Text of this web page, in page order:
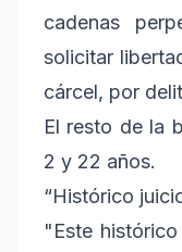
cadenas
solicitar
cárcel, por
El resto de la
2 y 22 años.
“Histórico
"Este